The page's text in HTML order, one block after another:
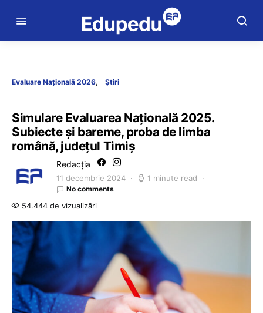
Evaluare Națională 2026 Știri
Simulare Evaluarea Națională 2025.
Subiecte și bareme, proba de limba
română, județul Timiș
Redacția
11 decembrie 2024 1 minute read
No comments
54.444 de vizualizări